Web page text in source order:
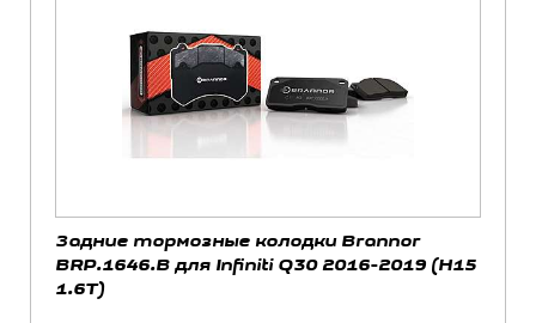
Задние тормозные колодки Brannor
BRP.1646.B для Infiniti Q30 2016-2019 (H15
1.6T)